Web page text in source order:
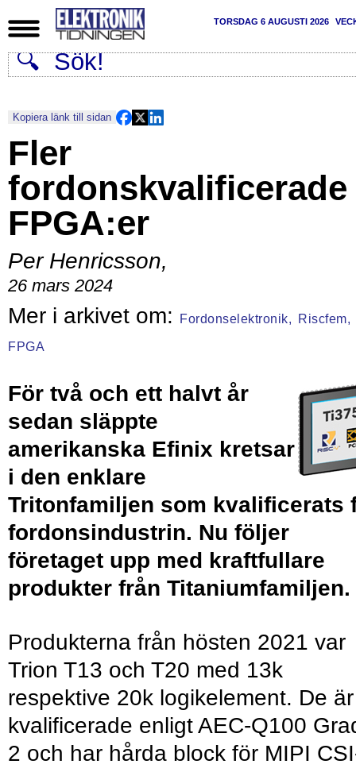
TORSDAG 6 AUGUSTI 2026
Kopiera länk till sidan
Fler
fordonskvalificerade
FPGA:er
Per Henricsson,
26 mars 2024
Fordonselektronik, Riscfem,
FPGA
För två och ett halvt år
sedan släppte
amerikanska Efinix kretsar
i den enklare
Tritonfamiljen som kvalificerats
fordonsindustrin. Nu följer
företaget upp med kraftfullare
produkter från Titaniumfamiljen.
Produkterna från hösten 2021 var
Trion T13 och T20 med 13k
respektive 20k logikelement. De är
kvalificerade enligt AEC-Q100
2 och har hårda block för MIPI